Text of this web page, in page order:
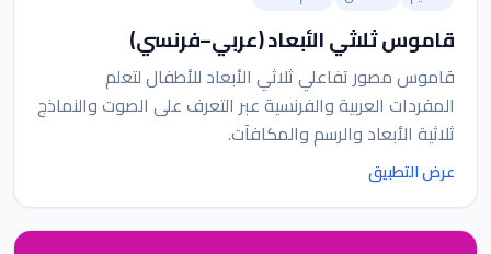
قاموس ثلاثي الأبعاد (عربي–فرنسي)
قاموس مصور تفاعلي ثلاثي الأبعاد للأطفال لتعلم
المفردات العربية والفرنسية عبر التعرف على الصوت والنماذج
ثلاثية الأبعاد والرسم والمكافآت.
عرض التطبيق